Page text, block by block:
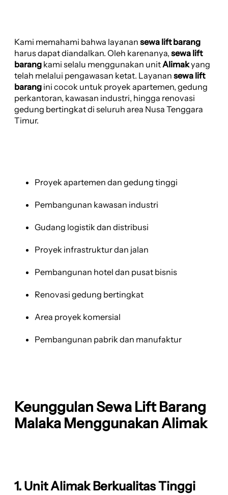
Kami memahami bahwa layanan sewa lift barang
harus dapat diandalkan. Oleh karenanya, sewa lift
barang kami selalu menggunakan unitAlimakyang
telah melalui pengawasan ketat. Layanan sewa lift
barang ini cocok untuk proyek apartemen, gedung
perkantoran, kawasan industri, hingga renovasi
gedung bertingkat di seluruh area Nusa Tenggara
Timur.
Proyek apartemen dan gedung tinggi
Pembangunan kawasan industri
Gudang logistik dan distribusi
Proyek infrastruktur dan jalan
Pembangunan hotel dan pusat bisnis
Renovasi gedung bertingkat
Area proyek komersial
Pembangunan pabrik dan manufaktur
Keunggulan Sewa Lift Barang
Malaka Menggunakan Alimak
1. Unit Alimak Berkualitas Tinggi